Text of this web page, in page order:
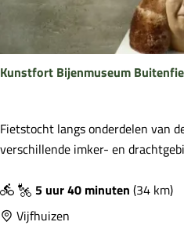
r
o
e
p
e
d
o
p
Kunstfort Bijenmuseum
K
u
s
t
Fietstocht langs onderdelen van
verschillende imker- en
5 uur 40 minuten (34 km)
Vijfhuizen